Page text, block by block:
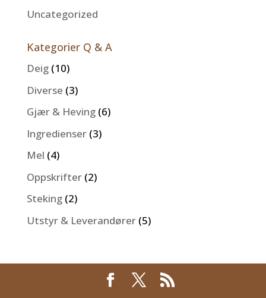
Uncategorized
Kategorier Q & A
Deig (10)
Diverse (3)
Gjær & Heving (6)
Ingredienser (3)
Mel (4)
Oppskrifter (2)
Steking (2)
Utstyr & Leverandører (5)